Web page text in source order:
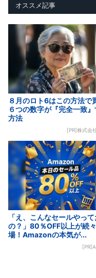
オススメ記事
８月のロト6はこの方法で
６つの数字が『完全一致』
方法
[PR]株式会
「え、こんなセールやって
の？」80％OFF以上が続
場！Amazonの本気が...